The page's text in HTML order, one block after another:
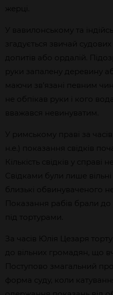
жерці.
У вавилонському та
згадується звичай
допитів або ордалій.
руки запалену деревину
маючи зв’язані певним
не обпікав руки і кого
вважався невинуватим.
У римському праві за
н.е.) показання свідків
Кількість свідків у
Свідками були лише
близькі обвинуваченого
Показання рабів брали
під тортурами.
За часів Юлія Цезаря
до вільних громадян, що
Поступово змагальний
форма суду, коли